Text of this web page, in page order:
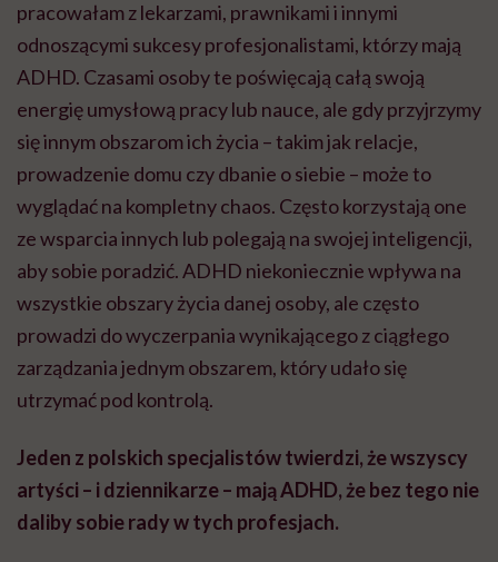
pracowałam z lekarzami, prawnikami i innymi
odnoszącymi sukcesy profesjonalistami, którzy mają
ADHD. Czasami osoby te poświęcają całą swoją
energię umysłową pracy lub nauce, ale gdy przyjrzymy
się innym obszarom ich życia – takim jak relacje,
prowadzenie domu czy dbanie o siebie – może to
wyglądać na kompletny chaos. Często korzystają one
ze wsparcia innych lub polegają na swojej inteligencji,
aby sobie poradzić. ADHD niekoniecznie wpływa na
wszystkie obszary życia danej osoby, ale często
prowadzi do wyczerpania wynikającego z ciągłego
zarządzania jednym obszarem, który udało się
utrzymać pod kontrolą.
Jeden z polskich specjalistów twierdzi, że wszyscy
artyści – i dziennikarze – mają ADHD, że bez tego nie
daliby sobie rady w tych profesjach.